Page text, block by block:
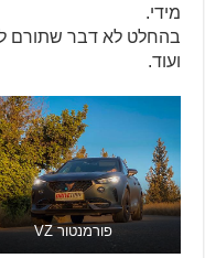
מידי.
בהחלט לא דבר שתורם
ועוד.
פורמנטור VZ